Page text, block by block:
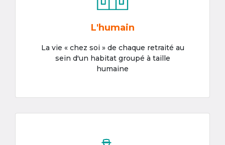
L'humain
La vie « chez soi » de chaque retraité au
sein d'un habitat groupé à taille
humaine